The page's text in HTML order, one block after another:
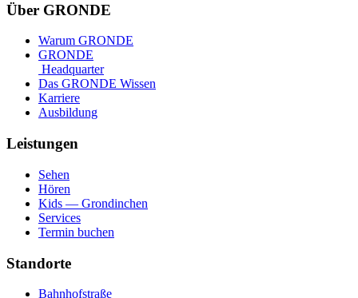
Über GRONDE
Warum GRONDE
GRONDE
Headquarter
Das GRONDE Wissen
Karriere
Ausbildung
Leistungen
Sehen
Hören
Kids — Grondinchen
Services
Termin buchen
Standorte
Bahnhofstraße